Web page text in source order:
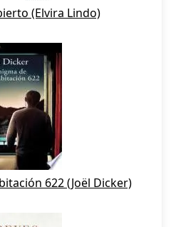
(Elvira Lindo)
622 (Joël Dicker)